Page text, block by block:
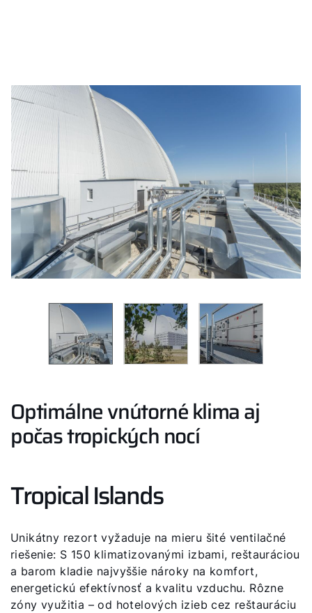
Optimálne vnútorné klima aj
počas tropických nocí
Tropical Islands
Unikátny rezort vyžaduje na mieru šité ventilačné
riešenie: S 150 klimatizovanými izbami, reštauráciou
a barom kladie najvyššie nároky na komfort,
energetickú efektívnosť a kvalitu vzduchu. Rôzne
zóny využitia – od hotelových izieb cez reštauráciu